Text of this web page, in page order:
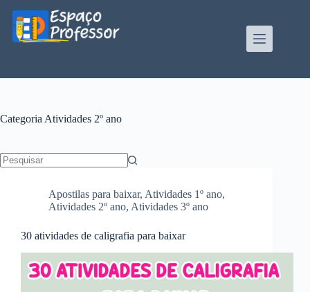
para
conteúdo
Categoria Atividades 2º ano
Apostilas para baixar, Atividades 1º ano,
Atividades 2º ano, Atividades 3º ano
30 atividades de caligrafia para baixar